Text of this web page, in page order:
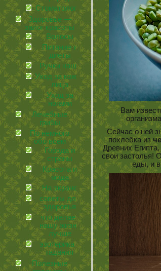
Стоматология
Здоровье —
залог красоты
Волосы
Питание и
диеты
Ручки наши
Уход за кожей
лица
Уход за
ногами
Лечебные
грибы
По немного
обо всем
Города и
страны
Красота и
мода
На экране
советы для
здоровья
что делает
нашу жизнь
лучше
эзотерика и
гадания
Полезные
Вам
Сейчас о ней
похлебка из
Древних
свои застолья!
еды, и в